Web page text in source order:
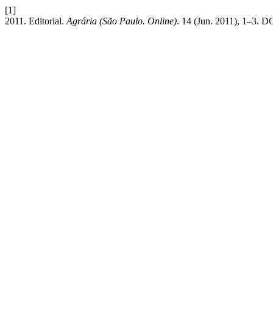
[1]
2011. Editorial. Agrária (São Paulo. Online). 14 (Jun. 2011), 1–3.